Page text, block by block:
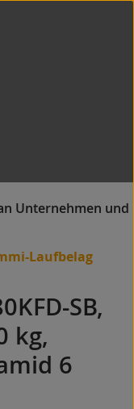
Laufbelag
SB,
kg,
6